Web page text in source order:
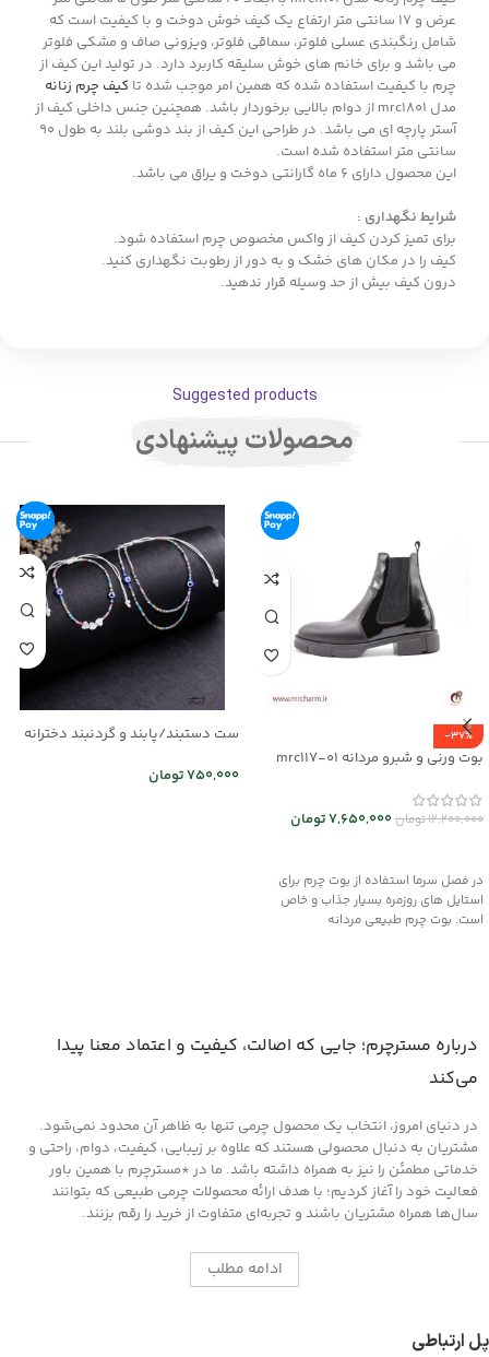
عرض و 17 سانتی متر ارتفاع یک کیف خوش دوخت و با کیفیت است که
شامل رنگبندی عسلی فلوتر، سماقی فلوتر، ویزونی صاف و مشکی فلوتر
می باشد و برای خانم های خوش سلیقه کاربرد دارد. در تولید این کیف از
چرم با کیفیت استفاده شده که همین امر موجب شده تا کیف چرم زنانه
مدل mrc1801 از دوام بالایی برخوردار باشد. همچنین جنس داخلی کیف از
آستر پارچه ای می باشد. در طراحی این کیف از بند دوشی بلند به طول 90
سانتی متر استفاده شده است.
این محصول دارای 6 ماه گارانتی دوخت و یراق می باشد.
شرایط نگهداری :
برای تمیز کردن کیف از واکس مخصوص چرم استفاده شود.
کیف را در مکان های خشک و به دور از رطوبت نگهداری کنید.
درون کیف بیش از حد وسیله قرار ندهید.
Suggested products
محصولات پیشنهادی
-37%
بوت ورنی و شبرو مردانه mrc117-01
12,200,000تومان7,650,000تومان
در فصل سرما استفاده از بوت چرم برای
استایل های روزمره بسیار جذاب و خاص
است. بوت چرم طبیعی مردانه
ست دستبند/پابند و گردنبند دخترانه
750,000تومان
درباره مسترچرم؛ جایی که اصالت، کیفیت و اعتماد معنا پیدا
می‌کند
در دنیای امروز، انتخاب یک محصول چرمی تنها به ظاهر آن محدود نمی‌شود.
مشتریان به دنبال محصولی هستند که علاوه بر زیبایی، کیفیت، دوام، راحتی و
خدماتی مطمئن را نیز به همراه داشته باشد. ما در *مسترچرم با همین باور
فعالیت خود را آغاز کردیم؛ با هدف ارائه محصولات چرمی طبیعی که بتوانند
سال‌ها همراه مشتریان باشند و تجربه‌ای متفاوت از خرید را رقم بزنند.
ادامه مطلب
پل ارتباطی